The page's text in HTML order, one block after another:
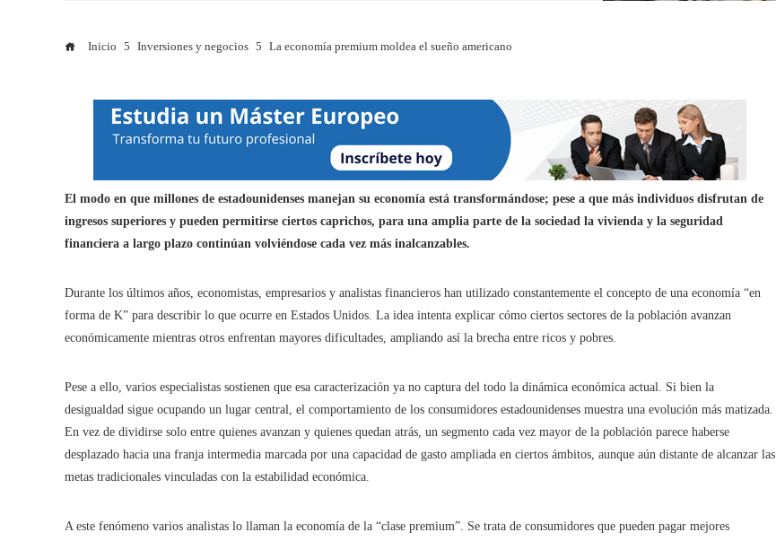
Inicio Inversiones y negocios La economía premium moldea el sueño americano
El modo en que millones de estadounidenses manejan su economía está transformándose; pese a que más individuos disfrutan de
ingresos superiores y pueden permitirse ciertos caprichos, para una amplia parte de la sociedad la vivienda y la seguridad
financiera a largo plazo continúan volviéndose cada vez más inalcanzables.
Durante los últimos años, economistas, empresarios y analistas financieros han utilizado constantemente el concepto de una economía “en
forma de K” para describir lo que ocurre en Estados Unidos. La idea intenta explicar cómo ciertos sectores de la población avanzan
económicamente mientras otros enfrentan mayores dificultades, ampliando así la brecha entre ricos y pobres.
Pese a ello, varios especialistas sostienen que esa caracterización ya no captura del todo la dinámica económica actual. Si bien la
desigualdad sigue ocupando un lugar central, el comportamiento de los consumidores estadounidenses muestra una evolución más matizada.
En vez de dividirse solo entre quienes avanzan y quienes quedan atrás, un segmento cada vez mayor de la población parece haberse
desplazado hacia una franja intermedia marcada por una capacidad de gasto ampliada en ciertos ámbitos, aunque aún distante de alcanzar las
metas tradicionales vinculadas con la estabilidad económica.
A este fenómeno varios analistas lo llaman la economía de la “clase premium”. Se trata de consumidores que pueden pagar mejores